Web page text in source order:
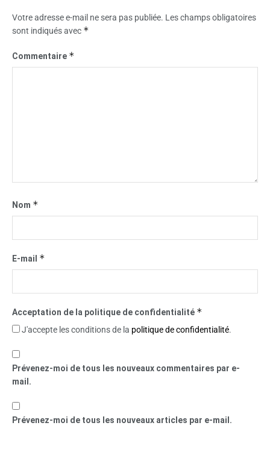
Votre adresse e-mail ne sera pas publiée. Les champs obligatoires
sont indiqués avec *
Commentaire *
Nom *
E-mail *
Acceptation de la politique de confidentialité *
J'accepte les conditions de la politique de confidentialité.
Prévenez-moi de tous les nouveaux commentaires par e-
mail.
Prévenez-moi de tous les nouveaux articles par e-mail.